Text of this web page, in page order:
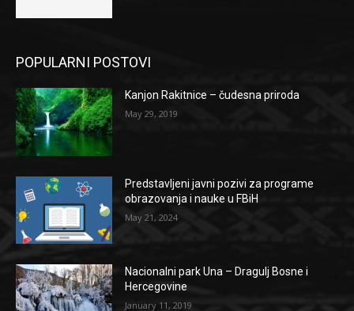
POPULARNI POSTOVI
Kanjon Rakitnice – čudesna priroda
May 29, 2019
Predstavljeni javni pozivi za programe
obrazovanja i nauke u FBiH
May 21, 2024
Nacionalni park Una – Dragulj Bosne i
Hercegovine
January 11, 2019